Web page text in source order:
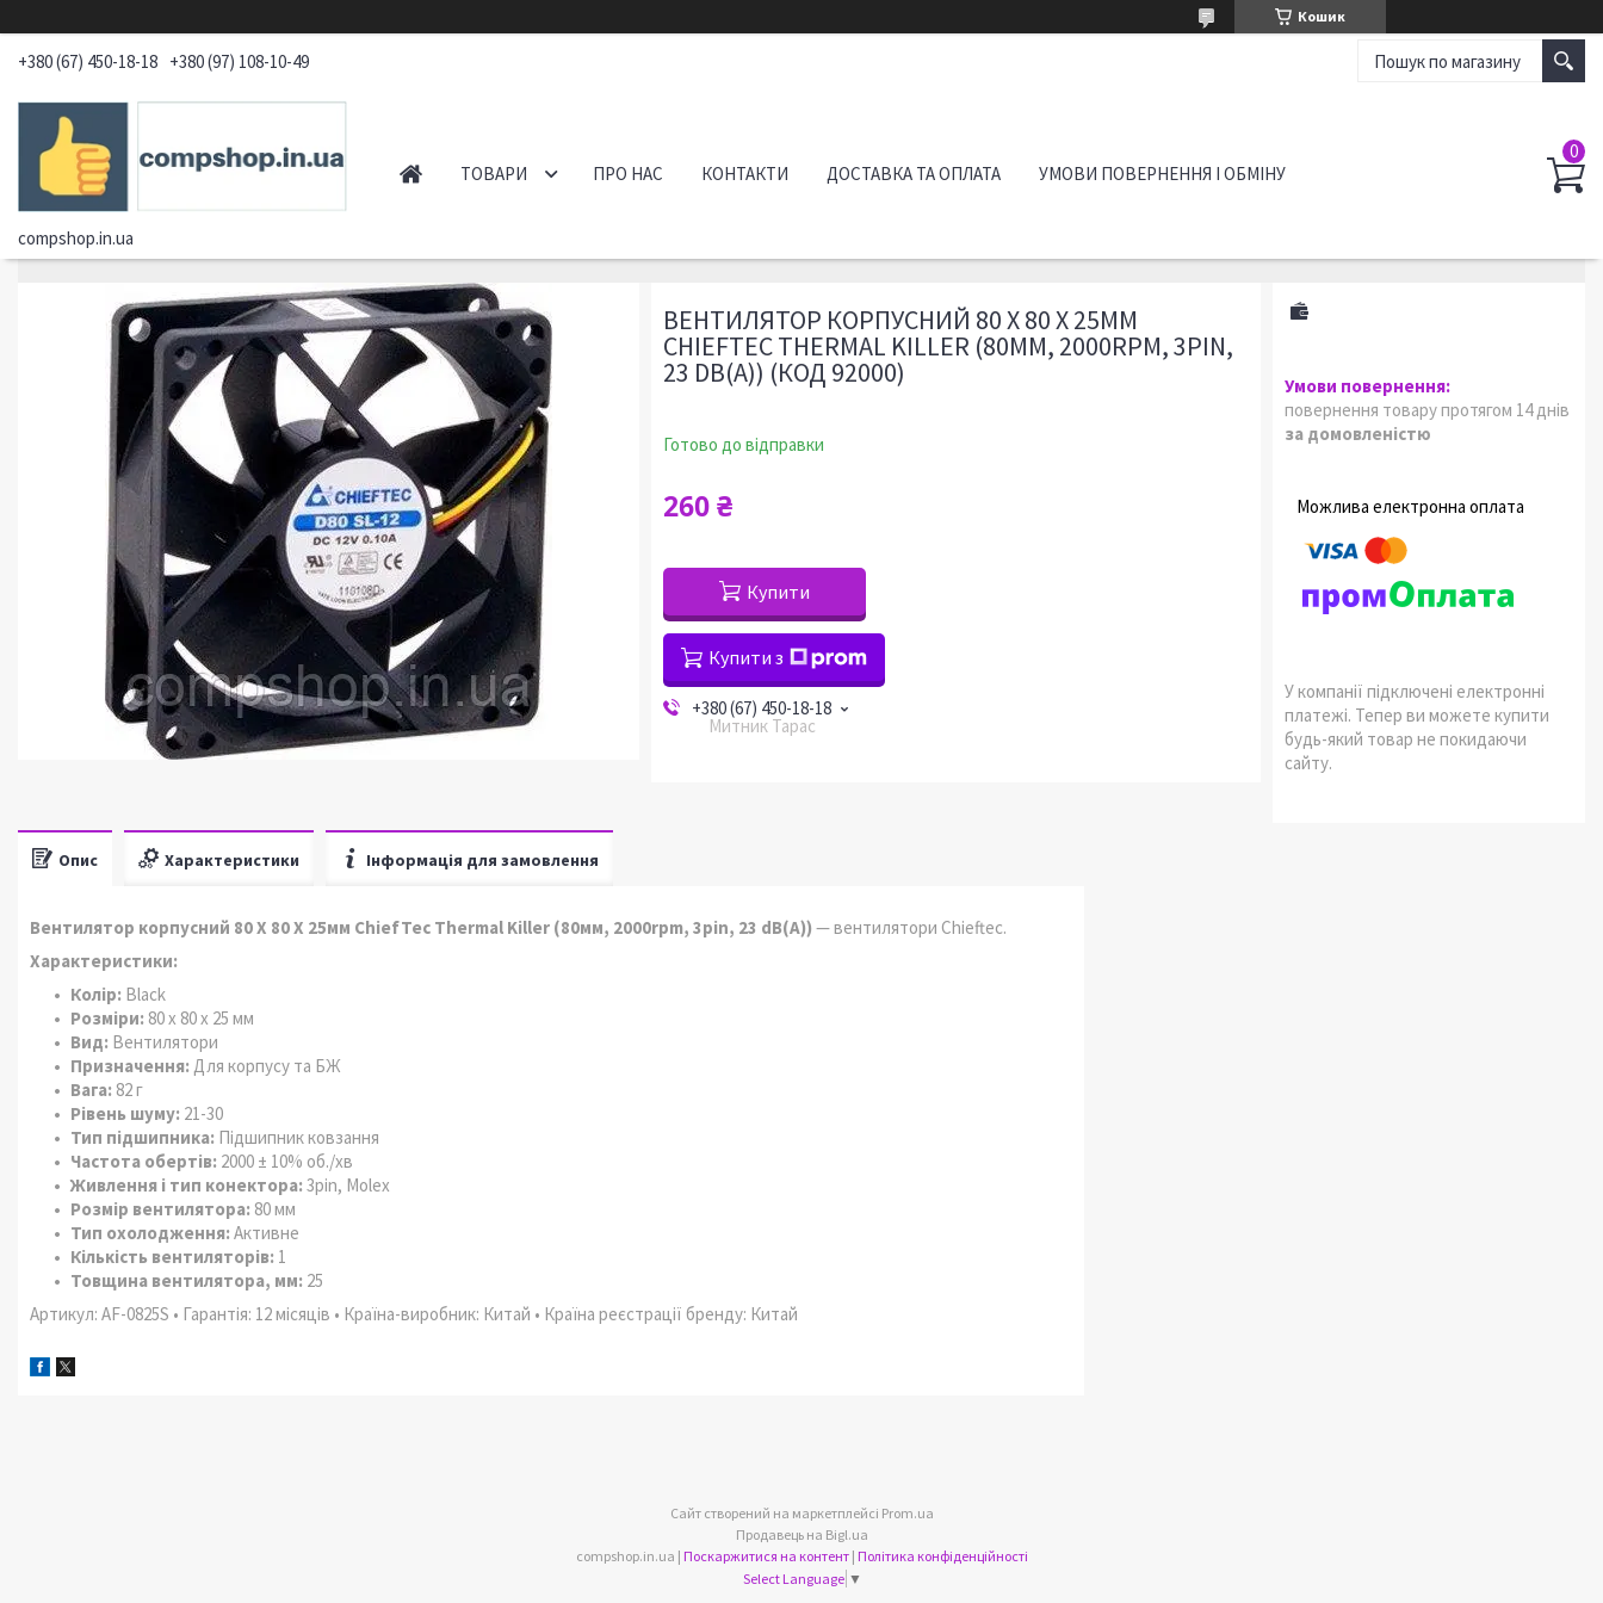
Кошик
+380 (67) 450-18-18 +380 (97) 108-10-49
compshop.in.ua
ТОВАРИ ПРО НАС КОНТАКТИ ДОСТАВКА ТА ОПЛАТА УМОВИ ПОВЕРНЕННЯ І ОБМІНУ
ВЕНТИЛЯТОР КОРПУСНИЙ 80 Х 80 Х 25ММ
CHIEFTEC THERMAL KILLER (80ММ, 2000RPM, 3PIN,
23 DB(A)) (КОД 92000)
Готово до відправки
260 ₴
Купити
Купити з
+380 (67) 450-18-18
Митник Тарас
повернення товару протягом 14 днів
за домовленістю
У компанії підключені електронні
платежі. Тепер ви можете купити
будь-який товар не покидаючи
сайту.
Опис Характеристики Інформація для замовлення
Вентилятор корпусний 80 Х 80 Х 25мм ChiefTec Thermal Killer (80мм, 2000rpm, 3pin, 23 dB(A))— вентилятори Chieftec.
Характеристики:
Колір: Black
Розміри: 80 х 80 х 25 мм
Вид: Вентилятори
Призначення: Для корпусу та БЖ
Вага: 82 г
Рівень шуму: 21-30
Тип підшипника: Підшипник ковзання
Частота обертів: 2000 ± 10% об./хв
Живлення і тип конектора: 3pin, Molex
Розмір вентилятора: 80 мм
Тип охолодження: Активне
Кількість вентиляторів: 1
Товщина вентилятора, мм: 25
Артикул: AF-0825S • Гарантія: 12 місяців • Країна-виробник: Китай • Країна реєстрації бренду: Китай
Сайт створений на маркетплейсі Prom.ua
Продавець на Bigl.ua
compshop.in.ua | Поскаржитися на контент | Політика конфіденційності
Select Language ▼